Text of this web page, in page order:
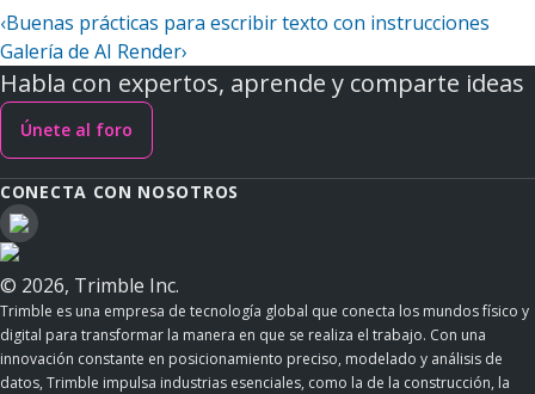
‹Buenas prácticas para escribir texto con instrucciones
Galería de AI Render›
Habla con expertos, aprende y comparte ideas
Únete al foro
CONECTA CON NOSOTROS
© 2026, Trimble Inc.
Trimble es una empresa de tecnología global que conecta los mundos físico y
digital para transformar la manera en que se realiza el trabajo. Con una
innovación constante en posicionamiento preciso, modelado y análisis de
datos, Trimble impulsa industrias esenciales, como la de la construcción, la